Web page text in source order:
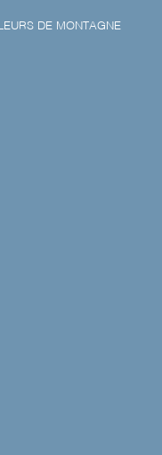
DE MONTAGNE